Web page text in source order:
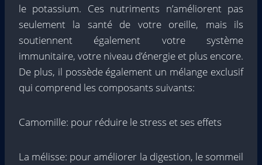
le potassium. Ces nutriments n’améliorent pas
seulement la santé de votre oreille, mais ils
soutiennent également votre système
immunitaire, votre niveau d’énergie et plus encore.
De plus, il possède également un mélange exclusif
qui comprend les composants suivants:
Camomille: pour réduire le stress et ses effets
La mélisse: pour améliorer la digestion, le sommeil